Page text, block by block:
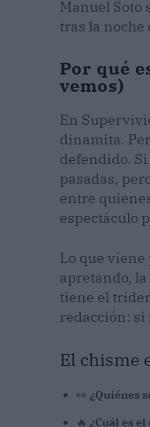
Manuel Soto
tras la noche
Por qué
vemos)
En
dinamita.
defendido.
pasadas,
entre
espectáculo
Lo que
apretando,
tiene el
redacción: si
El chisme
👀 ¿Quiénes
🔥 ¿Cuál es